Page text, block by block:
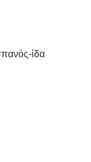
ίδα